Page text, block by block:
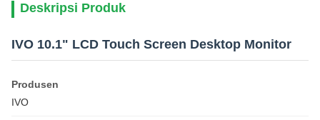
Deskripsi Produk
IVO 10.1" LCD Touch Screen Desktop Monitor
Produsen
IVO